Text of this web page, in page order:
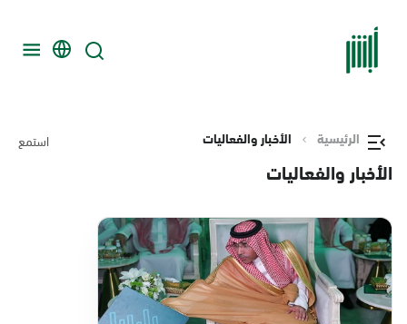
الرئيسية الأخبار والفعاليات استمع
الأخبار والفعاليات